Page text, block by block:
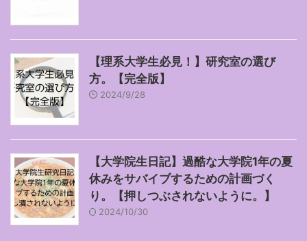
【理系大学生必見！】研究室の選び
方。【完全版】
2024/9/28
【大学院生日記】過酷な大学院1年の夏
休みをサバイブするための計画づく
り。【押しつぶされないように。】
2024/10/30